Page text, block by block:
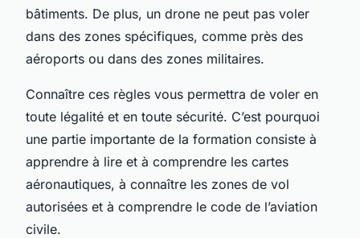
bâtiments. De plus, un drone ne peut pas voler
dans des zones spécifiques, comme près des
aéroports ou dans des zones militaires.
Connaître ces règles vous permettra de voler en
toute légalité et en toute sécurité. C’est pourquoi
une partie importante de la formation consiste à
apprendre à lire et à comprendre les cartes
aéronautiques, à connaître les zones de vol
autorisées et à comprendre le code de l’aviation
civile.